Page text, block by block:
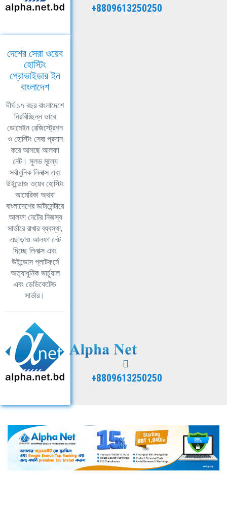
+8809613250250
দেশের সেরা ওয়েব
হোস্টিং
প্রোভাইডার ইন
বাংলাদেশ
দীর্ঘ ১৭ বছর বাংলাদেশে
নিরবিচ্ছিন্ন ভাবে
ডোমেইন রেজিস্ট্রেশন
ও হোস্টিং সেবা প্রদান
করে আসছে আলফা
নেট। সুলভ মূল্যে
সর্বাধুনিক লিনাক্স এবং
উইন্ডোজ ওয়েব হোস্টিং
আমেরিকা অথবা
বাংলাদেশের ডাটাসেন্টারে
আলফা নেটের নিজস্ব
সার্ভারে রাখার ব্যবস্থা,
এছাড়াও আলফা নেট
দিচ্ছে লিনাক্স এবং
উইন্ডোস প্লাটফর্মে
অত্যাধুনিক ভার্চুয়াল
এবং ডেডিকেটেড
সার্ভার।
+8809613250250